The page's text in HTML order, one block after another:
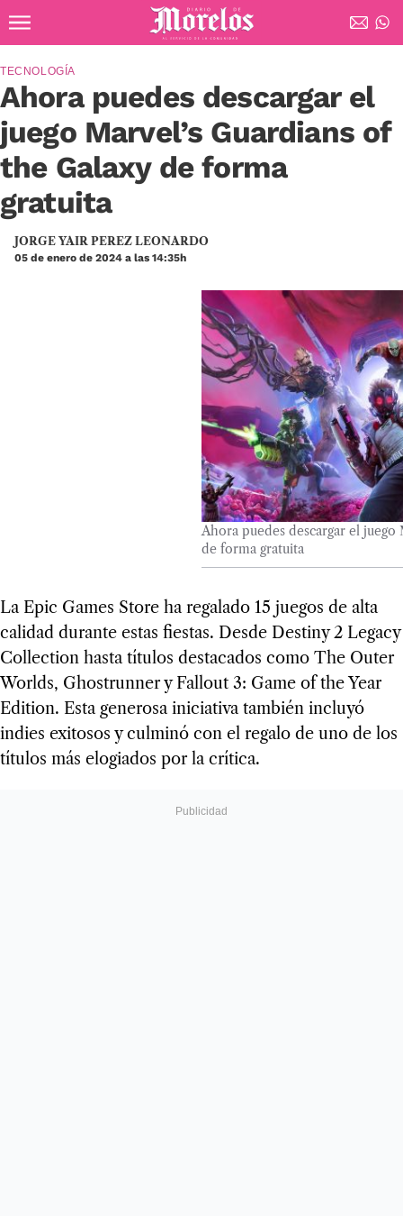
Diario de Morelos
Ahora puedes descargar el
juego Marvel’s Guardians of
the Galaxy de forma
gratuita
TECNOLOGÍA
JORGE YAIR PEREZ LEONARDO
05 de enero de 2024 a las 14:35h
Ahora puedes descargar el juego
de forma gratuita
La Epic Games Store ha regalado 15 juegos de alta
calidad durante estas fiestas. Desde Destiny 2 Legacy
Collection hasta títulos destacados como The Outer
Worlds, Ghostrunner y Fallout 3: Game of the Year
Edition. Esta generosa iniciativa también incluyó
indies exitosos y culminó con el regalo de uno de los
títulos más elogiados por la crítica.